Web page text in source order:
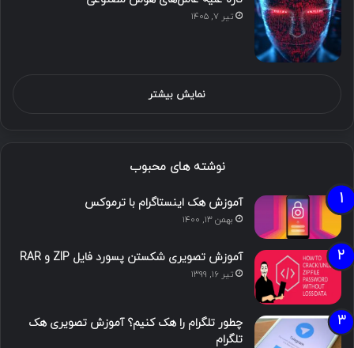
تیر ۷, ۱۴۰۵
نمایش بیشتر
نوشته های محبوب
آموزش هک اینستاگرام با ترموکس
بهمن ۱۳, ۱۴۰۰
آموزش تصویری شکستن پسورد فایل ZIP و RAR
تیر ۱۶, ۱۳۹۹
چطور تلگرام را هک کنیم؟ آموزش تصویری هک
تلگرام